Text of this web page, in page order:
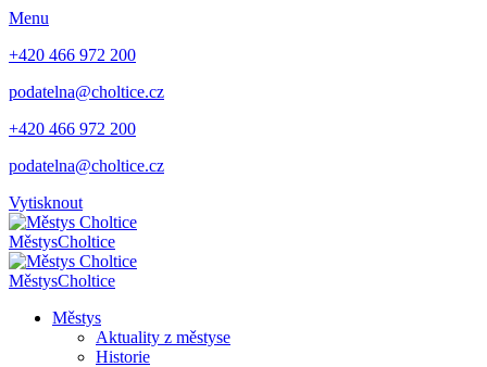
Menu
+420 466 972 200
podatelna@choltice.cz
+420 466 972 200
podatelna@choltice.cz
Vytisknout
MěstysCholtice
MěstysCholtice
Městys
Aktuality z městyse
Historie